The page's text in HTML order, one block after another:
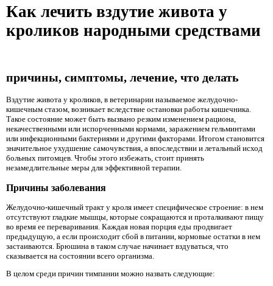
Как лечить вздутие живота у
кроликов народными средствами
причины, симптомы, лечение, что делать
Вздутие живота у кроликов, в ветеринарии называемое желудочно-
кишечным стазом, возникает вследствие остановки работы кишечника.
Такое состояние может быть вызвано резким изменением рациона,
некачественными или испорченными кормами, заражением гельминтами
или инфекционными бактериями и другими факторами. Итогом становится
значительное ухудшение самочувствия, а впоследствии и летальный исход
больных питомцев. Чтобы этого избежать, стоит принять
незамедлительные меры для эффективной терапии.
Причины заболевания
Желудочно-кишечный тракт у кроля имеет специфическое строение: в нем
отсутствуют гладкие мышцы, которые сокращаются и проталкивают пищу
во время ее переваривания. Каждая новая порция еды продвигает
предыдущую, а если происходит сбой в питании, кормовые остатки в нем
застаиваются. Брюшина в таком случае начинает вздуваться, что
сказывается на состоянии всего организма.
В целом среди причин тимпании можно назвать следующие: